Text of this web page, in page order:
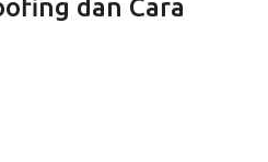
dan Cara